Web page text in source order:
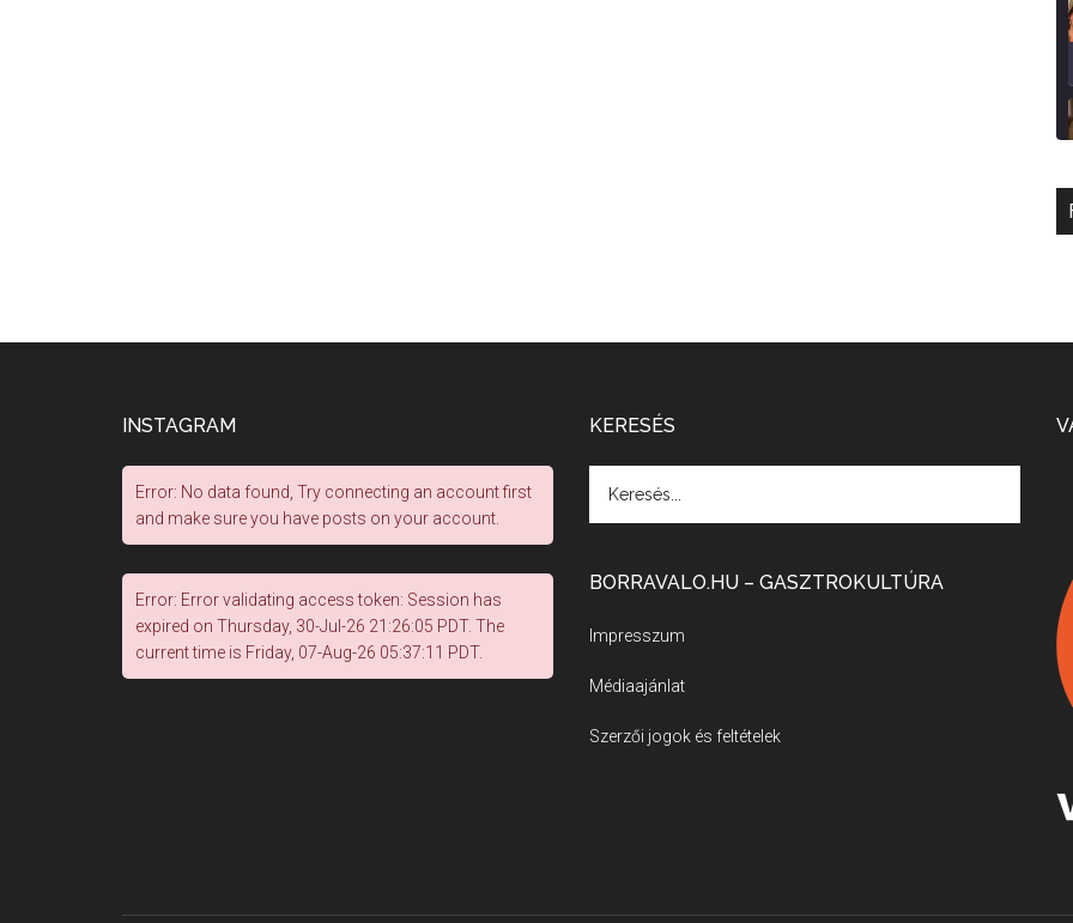
INSTAGRAM
Error: No data found, Try connecting an account first
and make sure you have posts on your account.
Error: Error validating access token: Session has
expired on Thursday, 30-Jul-26 21:26:05 PDT. The
current time is Friday, 07-Aug-26 05:37:11 PDT.
KERESÉS
BORRAVALO.HU – GASZTROKULTÚRA
Impresszum
Médiaajánlat
Szerzői jogok és feltételek